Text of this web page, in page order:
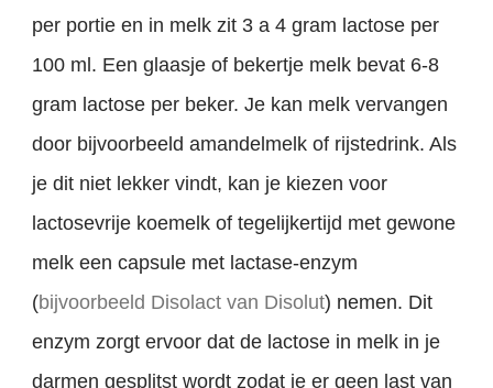
per portie en in melk zit 3 a 4 gram lactose per
100 ml. Een glaasje of bekertje melk bevat 6-8
gram lactose per beker. Je kan melk vervangen
door bijvoorbeeld amandelmelk of rijstedrink. Als
je dit niet lekker vindt, kan je kiezen voor
lactosevrije koemelk of tegelijkertijd met gewone
melk een capsule met lactase-enzym
(bijvoorbeeld Disolact van Disolut) nemen. Dit
enzym zorgt ervoor dat de lactose in melk in je
darmen gesplitst wordt zodat je er geen last van